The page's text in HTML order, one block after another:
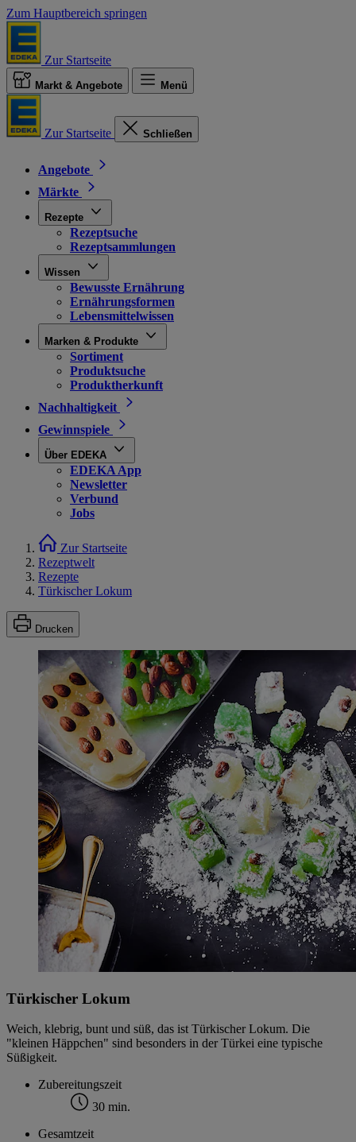
Zum Hauptbereich springen
Zur Startseite
Markt & Angebote Menü
Zur Startseite Schließen
Angebote
Märkte
Rezepte
Rezeptsuche
Rezeptsammlungen
Wissen
Bewusste Ernährung
Ernährungsformen
Lebensmittelwissen
Marken & Produkte
Sortiment
Produktsuche
Produktherkunft
Nachhaltigkeit
Gewinnspiele
Über EDEKA
EDEKA App
Newsletter
Verbund
Jobs
Zur Startseite
Rezeptwelt
Rezepte
Türkischer Lokum
Drucken
Türkischer Lokum
Weich, klebrig, bunt und süß, das ist Türkischer Lokum. Die
"kleinen Häppchen" sind besonders in der Türkei eine typische
Süßigkeit.
Zubereitungszeit
30 min.
Gesamtzeit